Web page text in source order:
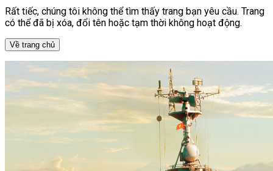
Rất tiếc, chúng tôi không thể tìm thấy trang bạn yêu cầu. Trang
có thể đã bị xóa, đổi tên hoặc tạm thời không hoạt động.
Về trang chủ